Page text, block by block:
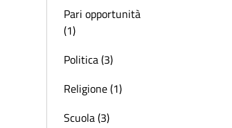
Pari opportunità
(1)
Politica (3)
Religione (1)
Scuola (3)